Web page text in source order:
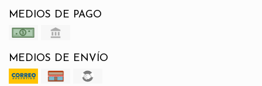
MEDIOS DE PAGO
MEDIOS DE ENVÍO